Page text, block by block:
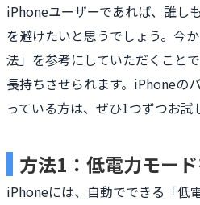
iPhoneユーザーであれば、誰し
を避けたいと思うでしょう。今
法」を参考にしていただくこと
長持ちさせられます。iPhoneの
っている方は、ぜひ1つずつお試
方法1：低電力モー
iPhoneには、自動でできる「低